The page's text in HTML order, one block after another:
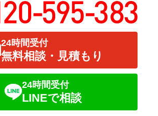
24時間受付
無料相談・見積もり
24時間受付
LINEで相談